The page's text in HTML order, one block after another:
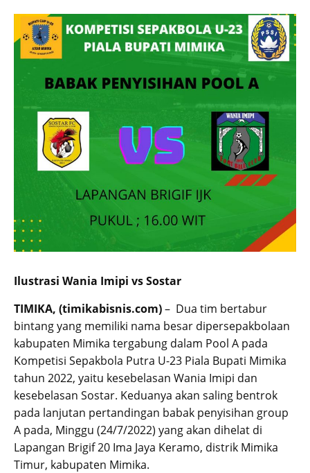
Ilustrasi Wania Imipi vs Sostar
TIMIKA, (timikabisnis.com)– Dua tim bertabur
bintang yang memiliki nama besar dipersepakbolaan
kabupaten Mimika tergabung dalam Pool A pada
Kompetisi Sepakbola Putra U-23 Piala Bupati Mimika
tahun 2022, yaitu kesebelasan Wania Imipi dan
kesebelasan Sostar. Keduanya akan saling bentrok
pada lanjutan pertandingan babak penyisihan group
A pada, Minggu (24/7/2022) yang akan dihelat di
Lapangan Brigif 20 Ima Jaya Keramo, distrik Mimika
Timur, kabupaten Mimika.